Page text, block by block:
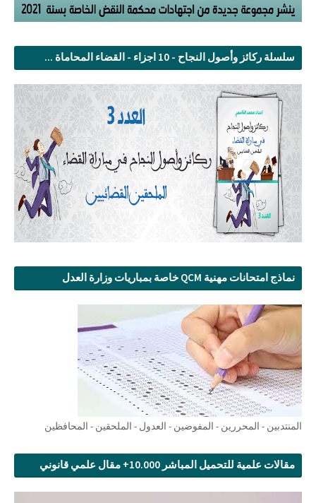
سلسلة ركائز وأصول النجاح - 10 اجزاء - القضاء المحاماة ...
نماذج امتحانات مهنية QCM خاصة بمباريات وزارة العدل
المنتدبين - المحررين - المفوضين - العدول - الملحقين - المحافظين
مقالات علمية للتحميل المباشر 10.000+ مقال علمي قانوني